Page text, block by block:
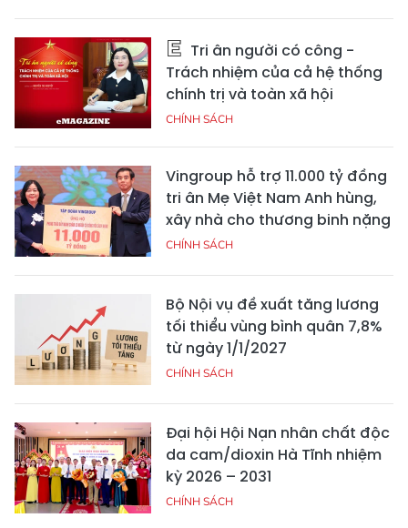
Tri ân người có công -
Trách nhiệm của cả hệ thống
chính trị và toàn xã hội
CHÍNH SÁCH
Vingroup hỗ trợ 11.000 tỷ đồng
tri ân Mẹ Việt Nam Anh hùng,
xây nhà cho thương binh nặng
CHÍNH SÁCH
Bộ Nội vụ đề xuất tăng lương
tối thiểu vùng bình quân 7,8%
từ ngày 1/1/2027
CHÍNH SÁCH
Đại hội Hội Nạn nhân chất độc
da cam/dioxin Hà Tĩnh nhiệm
kỳ 2026 – 2031
CHÍNH SÁCH